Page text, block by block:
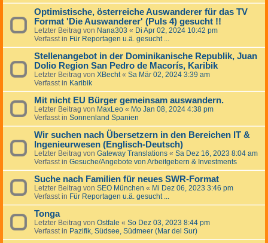
Optimistische, österreiche Auswanderer für das TV
Format 'Die Auswanderer' (Puls 4) gesucht !!
Letzter Beitrag von Nana303 « Di Apr 02, 2024 10:42 pm
Verfasst in Für Reportagen u.ä. gesucht ...
Stellenangebot in der Dominikanische Republik, Juan
Dolio Region San Pedro de Macorís, Karibik
Letzter Beitrag von XBecht« Sa Mär 02, 2024 3:39 am
Verfasst in Karibik
Mit nicht EU Bürger gemeinsam auswandern.
Letzter Beitrag von MaxLeo « Mo Jan 08, 2024 4:38 pm
Verfasst in Sonnenland Spanien
Wir suchen nach Übersetzern in den Bereichen IT &
Ingenieurwesen (Englisch-Deutsch)
Letzter Beitrag von Gateway Translations « Sa Dez 16, 2023 8:04 am
Verfasst in Gesuche/Angebote von Arbeitgebern & Investments
Suche nach Familien für neues SWR-Format
Letzter Beitrag von SEO München « Mi Dez 06, 2023 3:46 pm
Verfasst in Für Reportagen u.ä. gesucht ...
Tonga
Letzter Beitrag von Ostfale « So Dez 03, 2023 8:44 pm
Verfasst in Pazifik, Südsee, Südmeer (Mar del Sur)